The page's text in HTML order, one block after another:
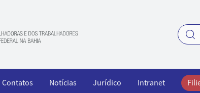
Contatos Notícias Jurídico Intranet